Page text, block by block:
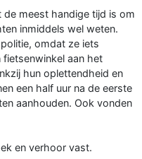
meest handige tijd is om
inmiddels wel weten.
omdat ze iets
aan het
hun oplettendheid en
een half uur na de eerste
aanhouden. Ook vonden
en verhoor vast.